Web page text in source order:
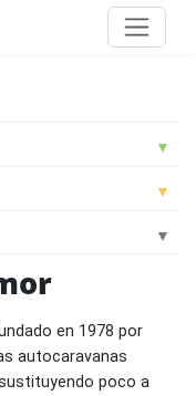
en 1978 por
autocaravanas
poco a